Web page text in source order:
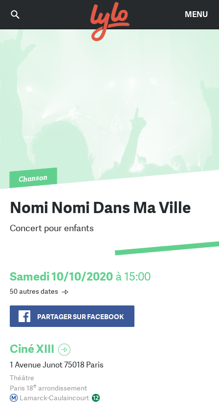
MENU
Chanson
Nomi Nomi Dans Ma Ville
Concert pour enfants
Samedi 10/10/2020 à 15:00
50 autres dates
PARTAGER SUR FACEBOOK
Ciné XIII
1 Avenue Junot 75018 Paris
Théâtre
Paris 18e arrondissement
Lamarck-Caulaincourt